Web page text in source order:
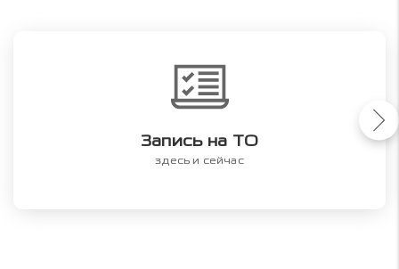
Запись на ТО
здесь и сейчас